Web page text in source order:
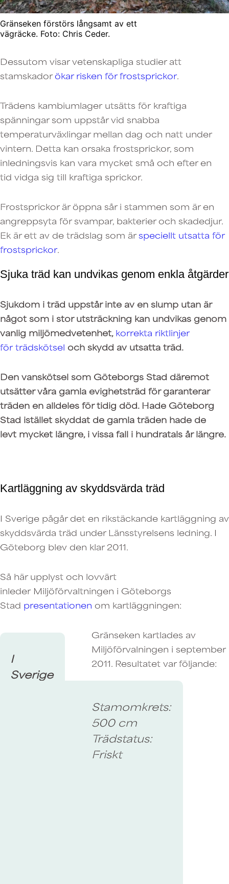
Gränseken förstörs långsamt av ett
vägräcke. Foto: Chris Ceder.
Dessutom visar vetenskapliga studier att
stamskador ökar risken för frostsprickor.
Trädens kambiumlager utsätts för kraftiga
spänningar som uppstår vid snabba
temperaturväxlingar mellan dag och natt under
vintern. Detta kan orsaka frostsprickor, som
inledningsvis kan vara mycket små och efter en
tid vidga sig till kraftiga sprickor.
Frostsprickor är öppna sår i stammen som är en
angreppsyta för svampar, bakterier och skadedjur.
Ek är ett av de trädslag som ärspeciellt utsatta för
frostsprickor.
Sjuka träd kan undvikas genom enkla åtgärder
Sjukdom i träd uppstår inte av en slump utan är
något som i stor utsträckning kan undvikas genom
vanlig miljömedvetenhet, korrekta riktlinjer
för trädskötsel och skydd av utsatta träd.
Den vanskötsel som Göteborgs Stad däremot
utsätter våra gamla evighetsträd för garanterar
träden en alldeles för tidig död. Hade Göteborg
Stad istället skyddat de gamla träden hade de
levt mycket längre, i vissa fall i hundratals år längre.
Kartläggning av skyddsvärda träd
I Sverige pågår det en rikstäckande kartläggning av
skyddsvärda träd under Länsstyrelsens ledning. I
Göteborg blev den klar 2011.
Så här upplyst och lovvärt
inleder Miljöförvaltningen i Göteborgs
Stad presentationen om kartläggningen:
I
Sverige
Gränseken kartlades av
Miljöförvalningen i september
2011. Resultatet var följande:
Stamomkrets:
500 cm
Trädstatus:
Friskt